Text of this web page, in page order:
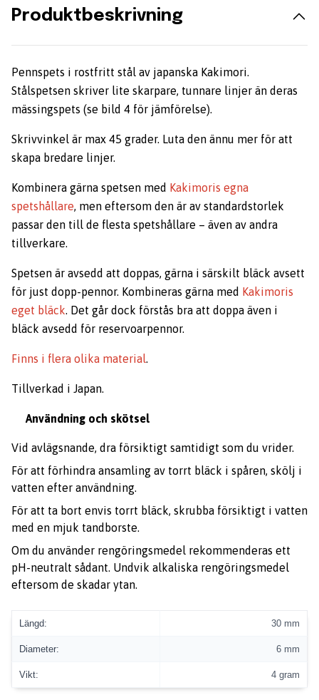
Produktbeskrivning
Pennspets i rostfritt stål av japanska Kakimori.
Stålspetsen skriver lite skarpare, tunnare linjer än deras
mässingspets (se bild 4 för jämförelse).
Skrivvinkel är max 45 grader. Luta den ännu mer för att
skapa bredare linjer.
Kombinera gärna spetsen med Kakimoris egna
spetshållare, men eftersom den är av standardstorlek
passar den till de flesta spetshållare – även av andra
tillverkare.
Spetsen är avsedd att doppas, gärna i särskilt bläck avsett
för just dopp-pennor. Kombineras gärna med Kakimoris
eget bläck. Det går dock förstås bra att doppa även i
bläck avsedd för reservoarpennor.
Finns i flera olika material.
Tillverkad i Japan.
Användning och skötsel
Vid avlägsnande, dra försiktigt samtidigt som du vrider.
För att förhindra ansamling av torrt bläck i spåren, skölj i
vatten efter användning.
För att ta bort envis torrt bläck, skrubba försiktigt i vatten
med en mjuk tandborste.
Om du använder rengöringsmedel rekommenderas ett
pH-neutralt sådant. Undvik alkaliska rengöringsmedel
eftersom de skadar ytan.
Längd: 30 mm
Diameter: 6 mm
Vikt: 4 gram